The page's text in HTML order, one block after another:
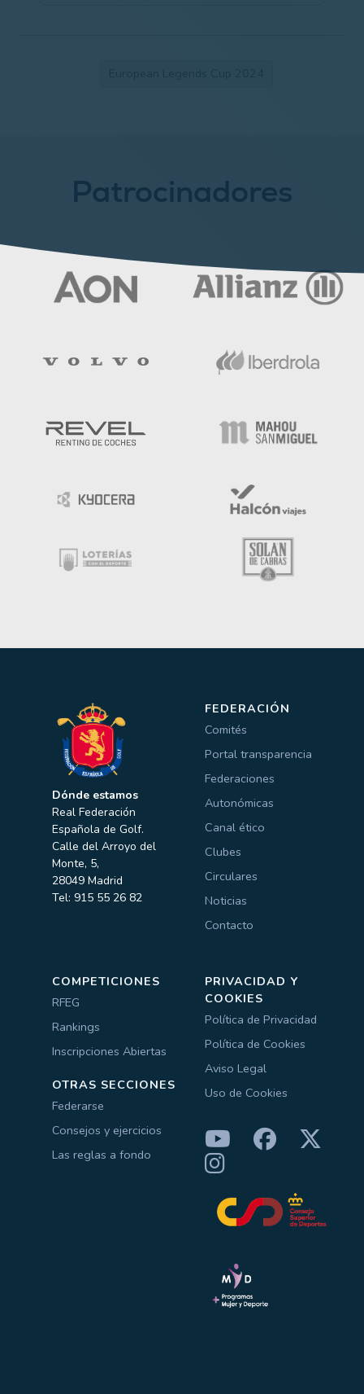
Patrocinadores
Dónde estamos
Real Federación
Española de Golf.
Calle del Arroyo del
Monte, 5,
28049 Madrid
Tel: 915 55 26 82
FEDERACIÓN
Comités
Portal transparencia
Federaciones
Autonómicas
Canal ético
Clubes
Circulares
Noticias
Contacto
COMPETICIONES
RFEG
Rankings
Inscripciones Abiertas
OTRAS SECCIONES
Federarse
Consejos y ejercicios
Las reglas a fondo
PRIVACIDAD Y
COOKIES
Política de Privacidad
Política de Cookies
Aviso Legal
Uso de Cookies